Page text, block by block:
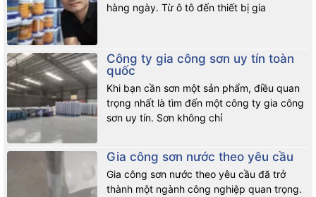
hàng ngày. Từ ô tô đến thiết bị gia
Công ty gia công sơn uy tín toàn
quốc
Khi bạn cần sơn một sản phẩm, điều quan
trọng nhất là tìm đến một công ty gia công
sơn uy tín. Sơn không chỉ
Gia công sơn nước theo yêu cầu
Gia công sơn nước theo yêu cầu đã trở
thành một ngành công nghiệp quan trọng.